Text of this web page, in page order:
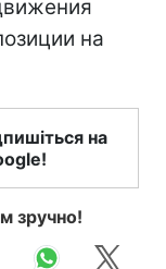
на
на
зручно!